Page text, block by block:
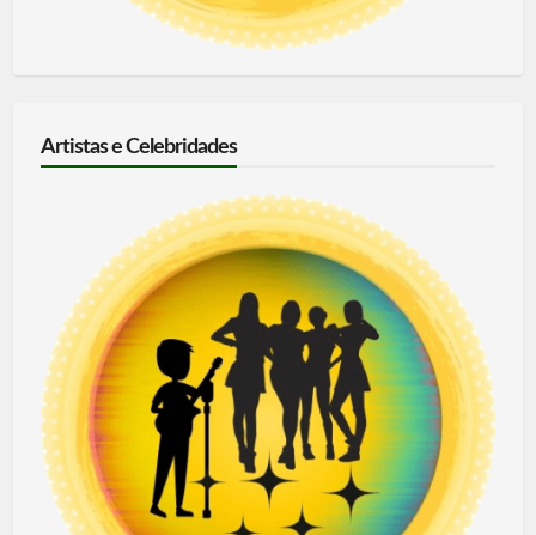
Artistas e Celebridades